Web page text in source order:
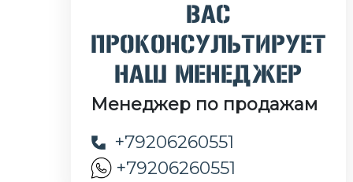
ВАС
ПРОКОНСУЛЬТИРУЕТ
НАШ МЕНЕДЖЕР
Менеджер по продажам
+79206260551
+79206260551